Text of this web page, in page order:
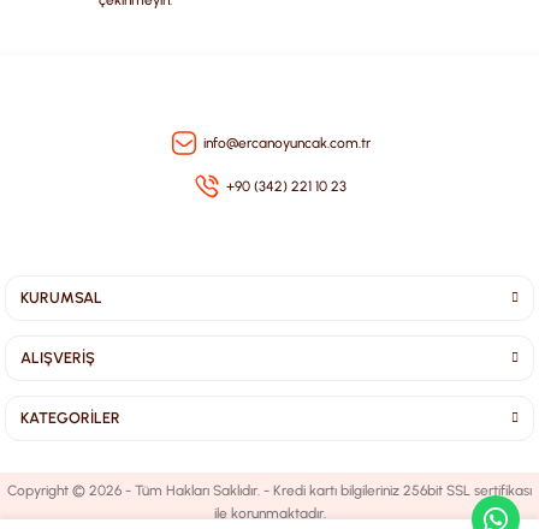
info@ercanoyuncak.com.tr
+90 (342) 221 10 23
KURUMSAL
ALIŞVERİŞ
KATEGORİLER
Copyright © 2026 - Tüm Hakları Saklıdır. - Kredi kartı bilgileriniz 256bit SSL sertifikası
ile korunmaktadır.